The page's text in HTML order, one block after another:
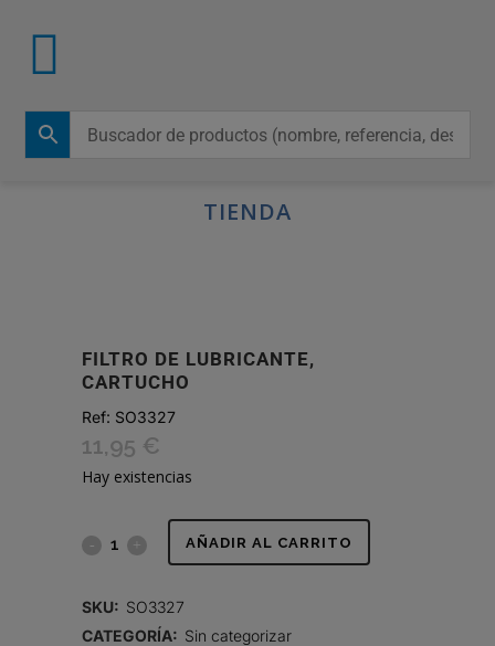
TIENDA
FILTRO DE LUBRICANTE,
CARTUCHO
Ref: SO3327
11,95 €
Hay existencias
FILTRO
LUBRICANTE,
AÑADIR AL CARRITO
SKU: SO3327
CATEGORÍA: Sin categorizar